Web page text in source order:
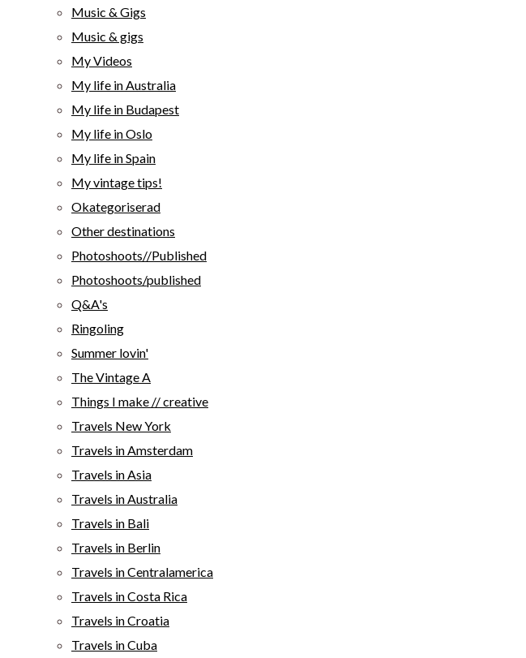
Music & Gigs
Music & gigs
My Videos
My life in Australia
My life in Budapest
My life in Oslo
My life in Spain
My vintage tips!
Okategoriserad
Other destinations
Photoshoots//Published
Photoshoots/published
Q&A's
Ringoling
Summer lovin'
The Vintage A
Things I make // creative
Travels New York
Travels in Amsterdam
Travels in Asia
Travels in Australia
Travels in Bali
Travels in Berlin
Travels in Centralamerica
Travels in Costa Rica
Travels in Croatia
Travels in Cuba